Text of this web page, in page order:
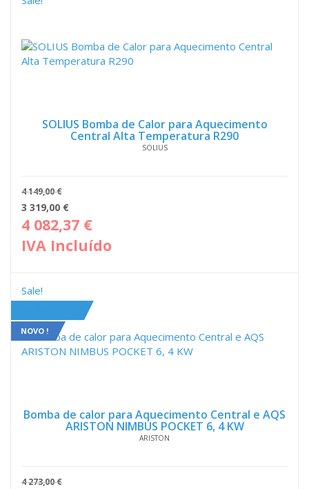
SOLIUS Bomba de Calor para Aquecimento
Central Alta Temperatura R290
SOLIUS
4 149,00€
O
preço
original
era:
3 319,00 €
4 082,37 €
IVA Incluído
Sale!
NOVO !
Bomba de calor para Aquecimento Central e AQS
ARISTON NIMBUS POCKET 6, 4 KW
ARISTON
4 273,00€